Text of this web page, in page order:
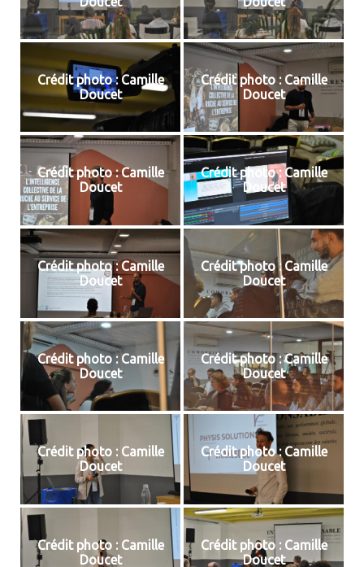
Crédit photo : Camille
Doucet
Crédit photo : Camille
Doucet
Crédit photo : Camille
Doucet
Crédit photo : Camille
Doucet
Crédit photo : Camille
Doucet
Crédit photo : Camille
Doucet
Crédit photo : Camille
Doucet
Crédit photo : Camille
Doucet
Crédit photo : Camille
Doucet
Crédit photo : Camille
Doucet
Crédit photo : Camille
Doucet
Crédit photo : Camille
Doucet